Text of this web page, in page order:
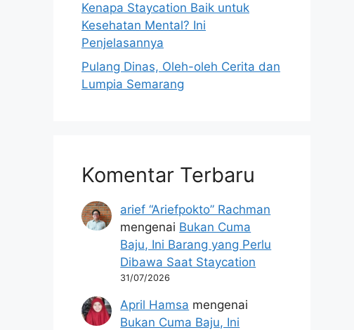
Kenapa Staycation Baik untuk
Kesehatan Mental? Ini
Penjelasannya
Pulang Dinas, Oleh-oleh Cerita dan
Lumpia Semarang
Komentar Terbaru
arief “Ariefpokto” Rachman
mengenai Bukan Cuma
Baju, Ini Barang yang Perlu
Dibawa Saat Staycation
31/07/2026
April Hamsa mengenai
Bukan Cuma Baju, Ini